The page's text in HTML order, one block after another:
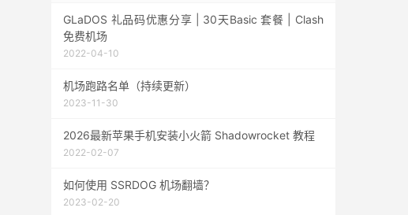
GLaDOS 礼品码优惠分享 | 30天Basic 套餐 | Clash
免费机场
2022-04-10
机场跑路名单（持续更新）
2023-11-30
2026最新苹果手机安装小火箭 Shadowrocket 教程
2022-02-07
如何使用 SSRDOG 机场翻墙？
2023-02-20